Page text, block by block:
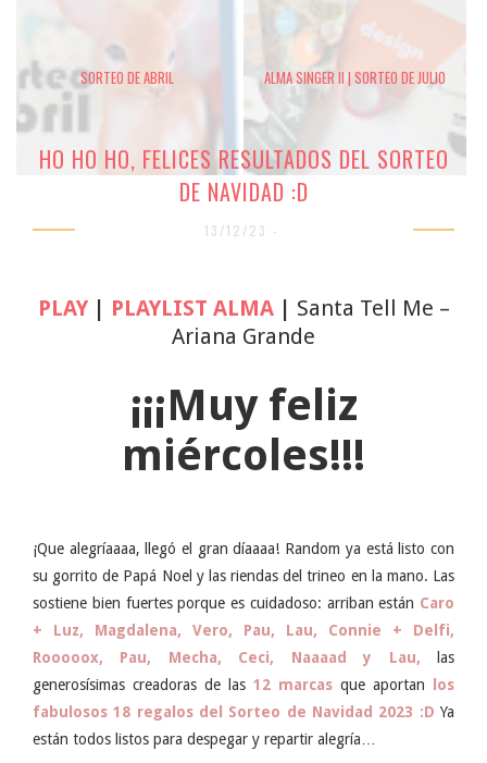
SORTEO DE ABRIL ALMA SINGER II | SORTEO DE JULIO
HO HO HO, FELICES RESULTADOS DEL SORTEO
DE NAVIDAD :D
13/12/23 -
PLAY| PLAYLIST ALMA| Santa Tell Me –
Ariana Grande
¡¡¡Muy feliz
miércoles!!!
¡Que alegríaaaa, llegó el gran díaaaa! Random ya está listo con
su gorrito de Papá Noel y las riendas del trineo en la mano. Las
sostiene bien fuertes porque es cuidadoso: arriban están Caro
+ Luz, Magdalena, Vero, Pau, Lau, Connie + Delfi,
Rooooox, Pau, Mecha, Ceci, Naaaad y Lau,
las
generosísimas creadoras de las 12 marcas que aportan los
fabulosos 18 regalos del Sorteo de Navidad 2023 :D Ya
están todos listos para despegar y repartir alegría…